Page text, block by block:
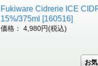
Fukiware Cidrerie ICE
15%/375ml [160516]
価格： 4,980円(税込)